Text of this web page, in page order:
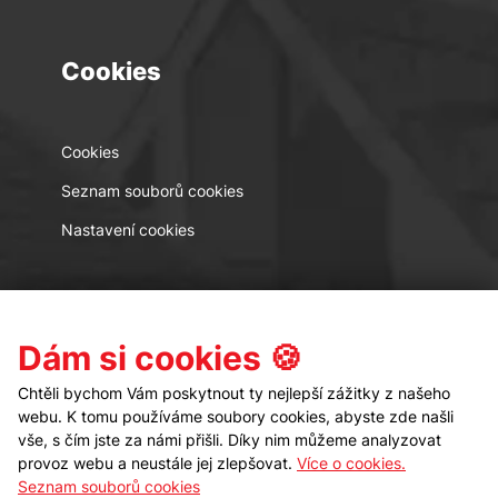
Cookies
Cookies
Seznam souborů cookies
Nastavení cookies
Kontakt Sledujte nás
Dám si cookies 🍪
Chtěli bychom Vám poskytnout ty nejlepší zážitky z našeho
webu. K tomu používáme soubory cookies, abyste zde našli
vše, s čím jste za námi přišli. Díky nim můžeme analyzovat
provoz webu a neustále jej zlepšovat. Více o cookies.
Seznam souborů cookies